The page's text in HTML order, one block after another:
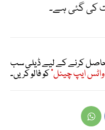
کی گئی ہے۔
حاصل کرنے کے لیے ڈیلی سب
ایپ چینل"کو فالو کریں۔